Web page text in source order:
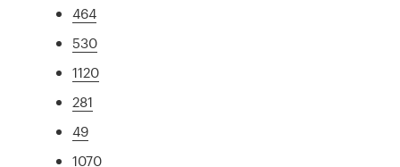
464
530
1120
281
49
1070